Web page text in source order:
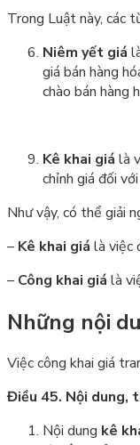
Trong Luật này, các
Niêm yết giá
giá bán hàng
chào bán hàng
Kê khai giá là
chỉnh giá đối
Như vậy, có thể giải
– Kê khai giá là việc
– Công khai giá là
Những nội
Việc công khai giá
Điều 45. Nội dung,
Nội dung kê